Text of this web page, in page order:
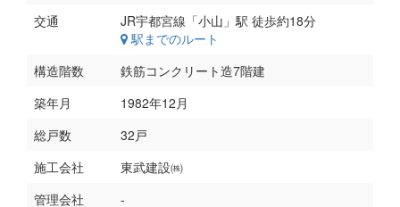
交通
駅までのルート
構造階数
鉄筋コンクリート造7階建
築年月
1982年12月
総戸数
32戸
施工会社
東武建設㈱
管理会社
-